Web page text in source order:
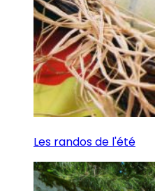
Les randos de l'été